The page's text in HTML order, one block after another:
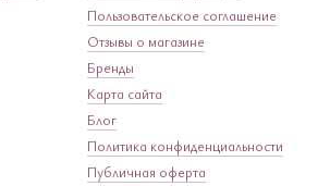
Пользовательское соглашение
Отзывы о магазине
Бренды
Карта сайта
Блог
Политика конфиденциальности
Публичная оферта